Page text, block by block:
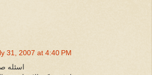
31, 2007 at 4:40 PM
اسئله